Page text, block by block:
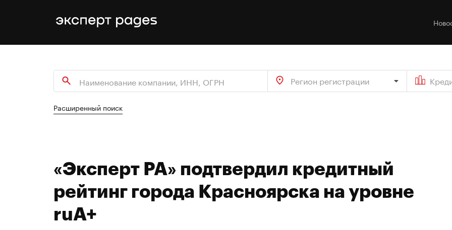
Регион регистрации
Расширенный поиск
«Эксперт РА» подтвердил кредитный
рейтинг города Красноярска на уровне
ruА+